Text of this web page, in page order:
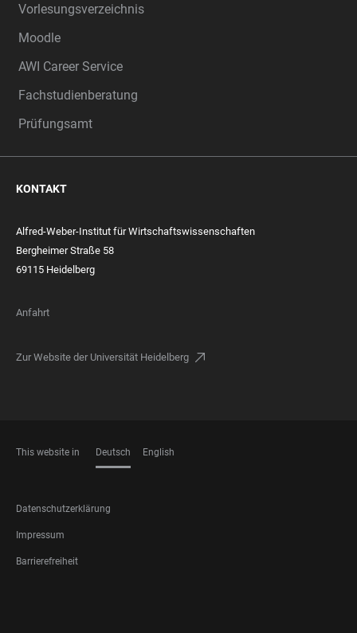
Vorlesungsverzeichnis
Moodle
AWI Career Service
Fachstudienberatung
Prüfungsamt
KONTAKT
Alfred-Weber-Institut für Wirtschaftswissenschaften
Bergheimer Straße 58
69115 Heidelberg
Anfahrt
Zur Website der Universität Heidelberg
This website in Deutsch English
FOOTER
LEGAL
Datenschutzerklärung
Impressum
Barrierefreiheit